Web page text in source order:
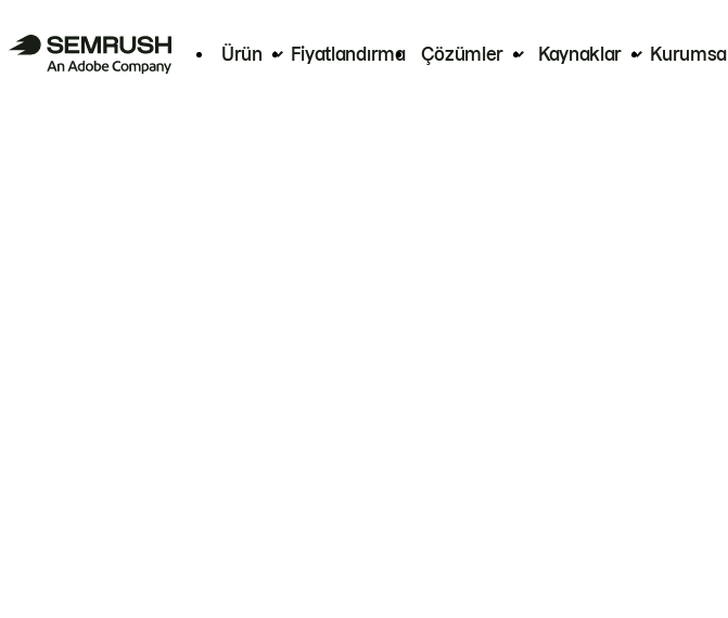
Ürün Fiyatlandırma Çözümler Kaynaklar Kurumsal